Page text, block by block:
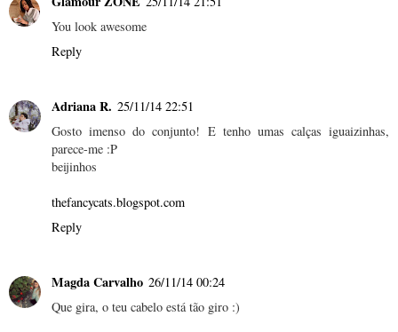
You look awesome
Reply
Adriana R. 25/11/14 22:51
Gosto imenso do conjunto! E tenho umas calças iguaizinhas,
parece-me :P
beijinhos
thefancycats.blogspot.com
Reply
Magda Carvalho 26/11/14 00:24
Que gira, o teu cabelo está tão giro :)